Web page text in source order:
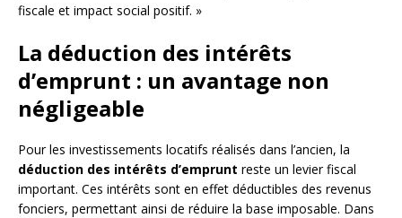
fiscale et impact social positif. »
La déduction des intérêts
d’emprunt : un avantage non
négligeable
Pour les investissements locatifs réalisés dans l’ancien, la
déduction des intérêts d’emprunt reste un levier fiscal
important. Ces intérêts sont en effet déductibles des revenus
fonciers, permettant ainsi de réduire la base imposable. Dans